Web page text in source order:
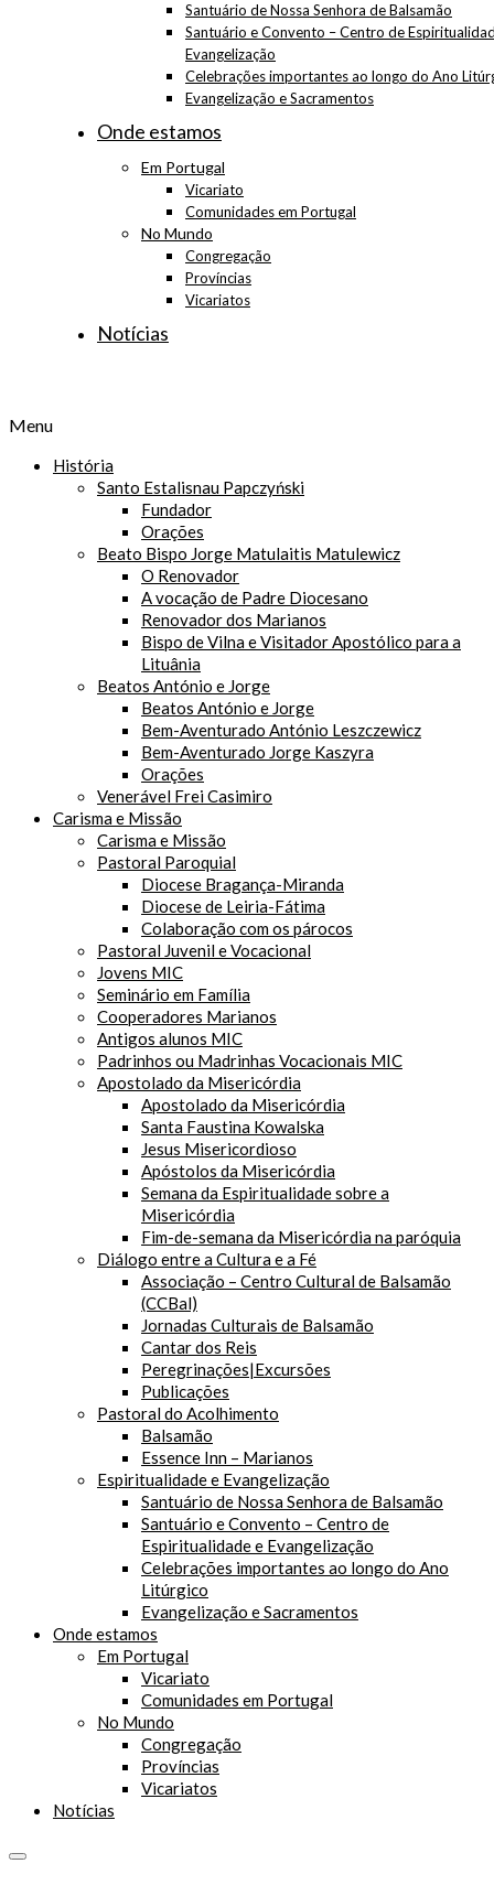
Santuário de Nossa Senhora de Balsamão
Santuário e Convento – Centro de
Evangelização
Celebrações importantes ao longo do Ano
Evangelização e Sacramentos
Onde estamos
Em Portugal
Vicariato
Comunidades em Portugal
No Mundo
Congregação
Províncias
Vicariatos
Notícias
Menu
História
Santo Estalisnau Papczyński
Fundador
Orações
Beato Bispo Jorge Matulaitis Matulewicz
O Renovador
A vocação de Padre Diocesano
Renovador dos Marianos
Bispo de Vilna e Visitador Apostólico para a
Lituânia
Beatos António e Jorge
Beatos António e Jorge
Bem-Aventurado António Leszczewicz
Bem-Aventurado Jorge Kaszyra
Orações
Venerável Frei Casimiro
Carisma e Missão
Carisma e Missão
Pastoral Paroquial
Diocese Bragança-Miranda
Diocese de Leiria-Fátima
Colaboração com os párocos
Pastoral Juvenil e Vocacional
Jovens MIC
Seminário em Família
Cooperadores Marianos
Antigos alunos MIC
Padrinhos ou Madrinhas Vocacionais MIC
Apostolado da Misericórdia
Apostolado da Misericórdia
Santa Faustina Kowalska
Jesus Misericordioso
Apóstolos da Misericórdia
Semana da Espiritualidade sobre a
Misericórdia
Fim-de-semana da Misericórdia na paróquia
Diálogo entre a Cultura e a Fé
Associação – Centro Cultural de Balsamão
(CCBal)
Jornadas Culturais de Balsamão
Cantar dos Reis
Peregrinações|Excursões
Publicações
Pastoral do Acolhimento
Balsamão
Essence Inn – Marianos
Espiritualidade e Evangelização
Santuário de Nossa Senhora de Balsamão
Santuário e Convento – Centro de
Espiritualidade e Evangelização
Celebrações importantes ao longo do Ano
Litúrgico
Evangelização e Sacramentos
Onde estamos
Em Portugal
Vicariato
Comunidades em Portugal
No Mundo
Congregação
Províncias
Vicariatos
Notícias